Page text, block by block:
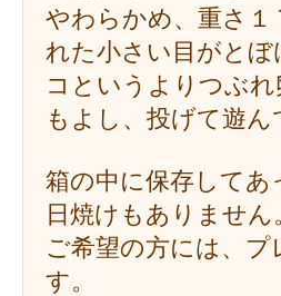
やわらかめ、重さ１
れた小さい目がと
コというよりつぶ
もよし、投げて遊ん
箱の中に保存してあ
日焼けもありません
ご希望の方には、
す。